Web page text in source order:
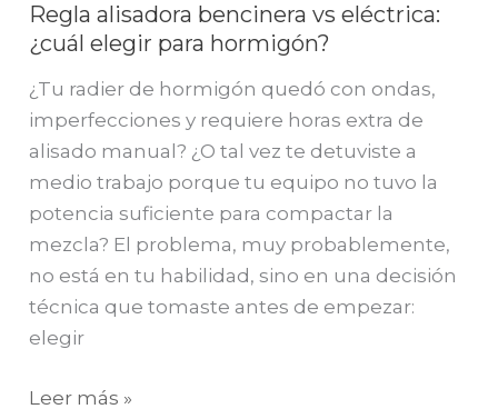
Regla alisadora bencinera vs eléctrica:
¿cuál elegir para hormigón?
¿Tu radier de hormigón quedó con ondas,
imperfecciones y requiere horas extra de
alisado manual? ¿O tal vez te detuviste a
medio trabajo porque tu equipo no tuvo la
potencia suficiente para compactar la
mezcla? El problema, muy probablemente,
no está en tu habilidad, sino en una decisión
técnica que tomaste antes de empezar:
elegir
Leer más »